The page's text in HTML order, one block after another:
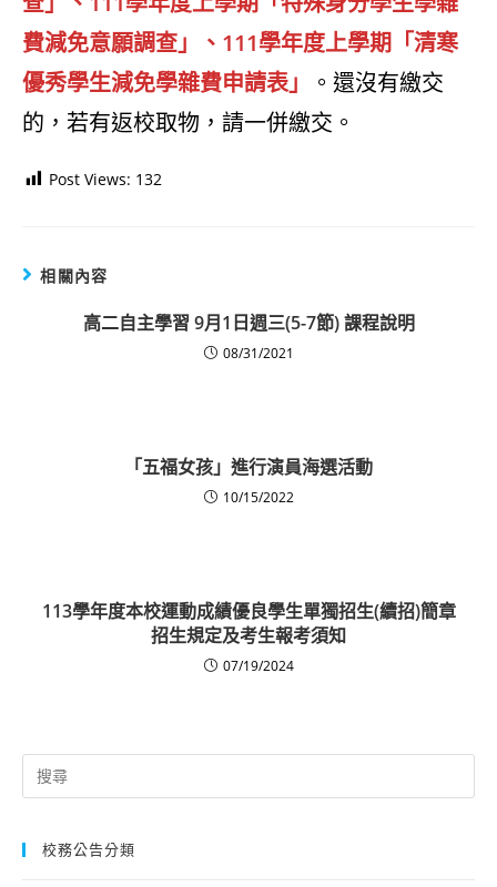
費減免意願調查」、111學年度上學期「清寒
優秀學生減免學雜費申請表」
。還沒有繳交
的，若有返校取物，請一併繳交。
Post Views: 132
相關內容
高二自主學習 9月1日週三(5-7節) 課程說明
08/31/2021
「五福女孩」進行演員海選活動
10/15/2022
113學年度本校運動成績優良學生單獨招生(續招)簡章
招生規定及考生報考須知
07/19/2024
Search
for:
校務公告分類